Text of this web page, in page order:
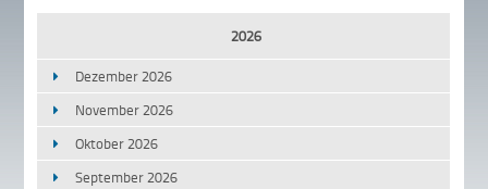
2026
Dezember 2026
November 2026
Oktober 2026
September 2026